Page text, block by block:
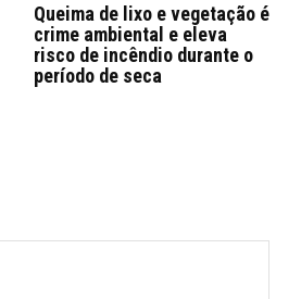
Queima de lixo e vegetação é
crime ambiental e eleva
risco de incêndio durante o
período de seca